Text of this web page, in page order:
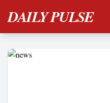
DAILY PULSE